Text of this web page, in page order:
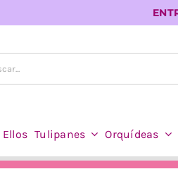
Ellos Tulipanes Orquídeas